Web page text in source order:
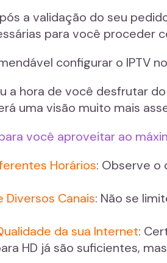
a validação do seu
para você proceder
configurar o IPTV
a hora de você desfrutar
uma visão muito mais
você aproveitar ao
Horários: Observe o
Diversos Canais: Não se
da sua Internet:
HD já são suficientes,